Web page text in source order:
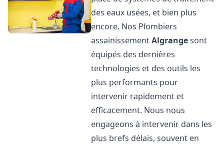
des eaux usées, et bien plus
encore. Nos Plombiers
assainissementAlgrangesont
équipés des dernières
technologies et des outils les
plus performants pour
intervenir rapidement et
efficacement. Nous nous
engageons à intervenir dans les
plus brefs délais, souvent en